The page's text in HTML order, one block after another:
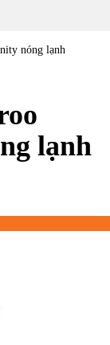
nóng lạnh
lạnh